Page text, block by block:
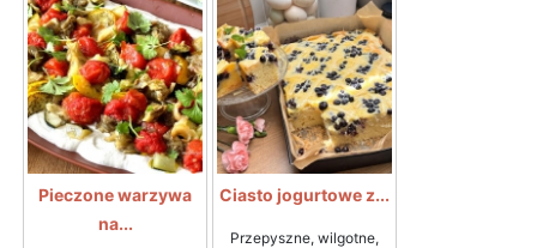
Pieczone warzywa
na...
Ciasto jogurtowe z...
Przepyszne, wilgotne,